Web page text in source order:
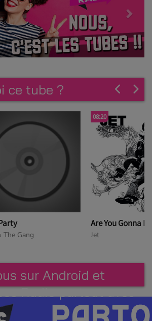
ce tube ?
Are You Gonna Be My Girl
sur Android et
Radio partout avec